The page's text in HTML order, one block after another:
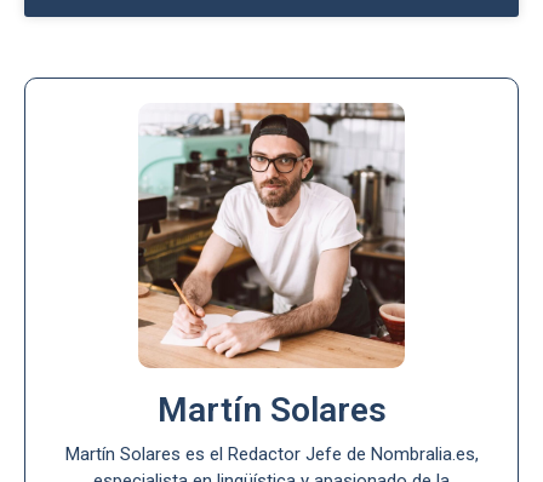
Martín Solares
Martín Solares es el Redactor Jefe de Nombralia.es,